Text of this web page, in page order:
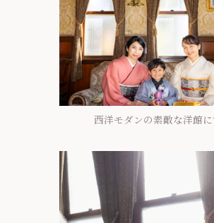
西洋モダンの素敵な洋館に